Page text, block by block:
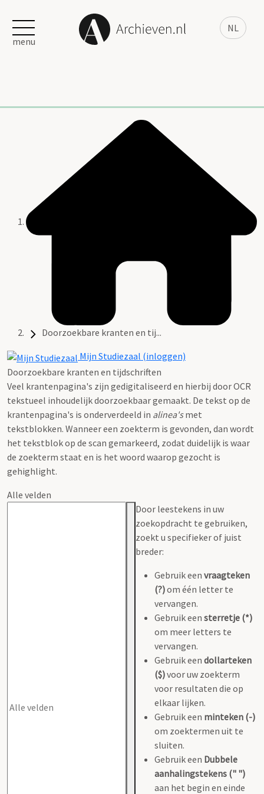
NL
menu
Doorzoekbare kranten en tij...
Mijn Studiezaal (inloggen)
Doorzoekbare kranten en tijdschriften
Veel krantenpagina's zijn gedigitaliseerd en hierbij door OCR
tekstueel inhoudelijk doorzoekbaar gemaakt. De tekst op de
krantenpagina's is onderverdeeld in alinea'smet
tekstblokken. Wanneer een zoekterm is gevonden, dan wordt
het tekstblok op de scan gemarkeerd, zodat duidelijk is waar
de zoekterm staat en is het woord waarop gezocht is
gehighlight.
Alle velden
Door leestekens in uw
zoekopdracht te gebruiken,
zoekt u specifieker of juist
breder:
Gebruik een vraagteken
(?)om één letter te
vervangen.
Gebruik een sterretje (*)
om meer letters te
vervangen.
Gebruik een dollarteken
($)voor uw zoekterm
voor resultaten die op
elkaar lijken.
Gebruik een minteken (-)
om zoektermen uit te
sluiten.
Gebruik een Dubbele
aanhalingstekens (" ")
aan het begin en einde